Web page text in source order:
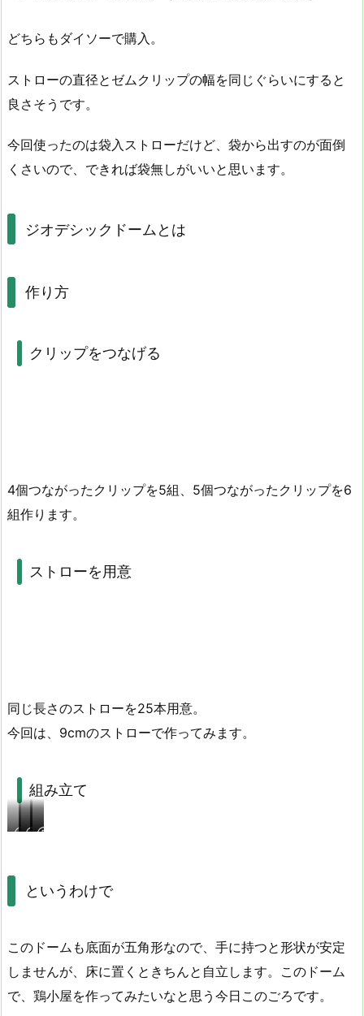
どちらもダイソーで購入。
ストローの直径とゼムクリップの幅を同じぐらいにすると
良さそうです。
今回使ったのは袋入ストローだけど、袋から出すのが面倒
くさいので、できれば袋無しがいいと思います。
ジオデシックドームとは
作り方
クリップをつなげる
4個つながったクリップを5組、5個つながったクリップを6
組作ります。
ストローを用意
同じ長さのストローを25本用意。
今回は、9cmのストローで作ってみます。
組み立て
①
本
と
個
②
ス
ト
を
10
と
③
ロ
ー
本
使
て
④
ロ
本
と
個
⑤
④
し
て
成！
というわけで
このドームも底面が五角形なので、手に持つと形状が安定
しませんが、床に置くときちんと自立します。このドーム
で、鶏小屋を作ってみたいなと思う今日このごろです。